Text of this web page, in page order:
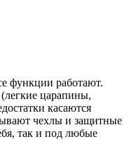
функции работают.
царапины,
касаются
чехлы и защитные
так и под любые